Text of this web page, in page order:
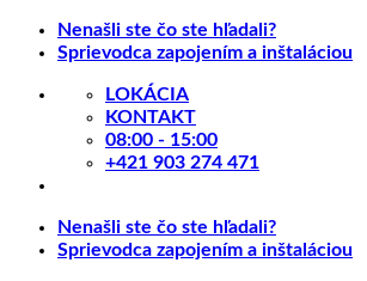
Skip
Nenašli ste čo ste hľadali?
Sprievodca zapojením a inštaláciou
LOKÁCIA
KONTAKT
08:00 - 15:00
+421 903 274 471
Nenašli ste čo ste hľadali?
Sprievodca zapojením a inštaláciou